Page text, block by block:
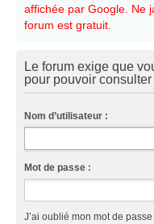
affichée par Google. Ne
forum est gratuit.
Le forum exige que
pour pouvoir
Nom d’utilisateur :
Mot de passe :
J’ai oublié mon mot de passe